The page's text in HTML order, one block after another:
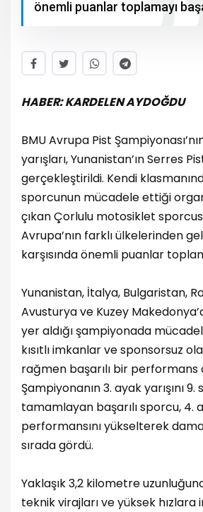
önemli puanlar toplamayı
HABER: KARDELEN AYDOĞDU
BMU Avrupa Pist
yarışları, Yunanistan’ın Serres
gerçekleştirildi. Kendi
sporcunun mücadele ettiği
çıkan Çorlulu motosiklet
Avrupa’nın farklı ülkelerinden
karşısında önemli puanlar
Yunanistan, İtalya, Bulgaristan,
Avusturya ve Kuzey
yer aldığı şampiyonada
kısıtlı imkanlar ve sponsorsuz
rağmen başarılı bir performans
Şampiyonanın 3. ayak yarışını 9.
tamamlayan başarılı sporcu, 4.
performansını yükselterek
sırada gördü.
Yaklaşık 3,2 kilometre
teknik virajları ve yüksek hızlara